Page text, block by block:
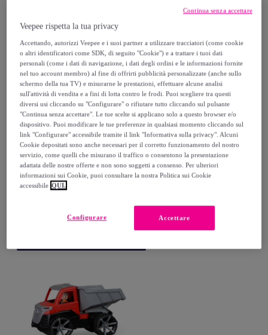
LENA
Scatola con Chiodini (Include
300 pz 10mm e 100 pz 15mm)
Multicolore
20,99 €
40%
Veepee rispetta la tua privacy
Accettando, autorizzi Veepee e i suoi partner a utilizzare tracciatori (come cookie
o altri identificatori come SDK, di seguito "Cookie") e a trattare i tuoi dati
personali (come i dati di navigazione, i dati degli ordini e le informazioni fornite
nel tuo account membro) al fine di offrirti pubblicità personalizzate (anche sullo
schermo della tua TV) e misurarne le prestazioni, effettuare alcune analisi
sull'attività di vendita e a fini di lotta contro le frodi. Puoi scegliere tra questi
diversi usi cliccando su "Configurare" o rifiutare tutto cliccando sul pulsante
"Continua senza accettare". Le tue scelte si applicano solo a questo browser e/o
dispositivo. Puoi modificare le tue preferenze in qualsiasi momento cliccando sul
link "Configurare" accessibile tramite il link "Informativa sulla privacy". Alcuni
Cookie depositati sono anche necessari per il corretto funzionamento del nostro
servizio, come quelli che misurano il traffico o consentono la presentazione
adattata delle nostre offerte e non sono soggetti a consenso. Per ulteriori
informazioni sui Cookie, puoi consultare la nostra Politica sui Cookie
accessibile QUI.
Accettare
Configurare
Continua senza accettare